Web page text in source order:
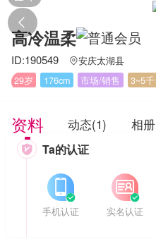

高冷温柔
ID:190549 安庆太湖县
29岁
176cm 市场/销售 3~5千
资料 动态(1) 相册
 Ta的认证


手机认证


实名认证